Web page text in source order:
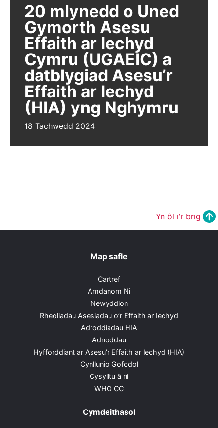
20 mlynedd o Uned
Gymorth Asesu
Effaith ar Iechyd
Cymru (UGAEIC) a
datblygiad Asesu’r
Effaith ar Iechyd
(HIA) yng Nghymru
18 Tachwedd 2024
Yn ôl i'r brig
Map safle
Cartref
Amdanom Ni
Newyddion
Rheoliadau Asesiadau o’r Effaith ar Iechyd
Adroddiadau HIA
Adnoddau
Hyfforddiant ar Asesu’r Effaith ar Iechyd (HIA)
Cynllunio Gofodol
Cysylltu â ni
WHO CC
Cymdeithasol